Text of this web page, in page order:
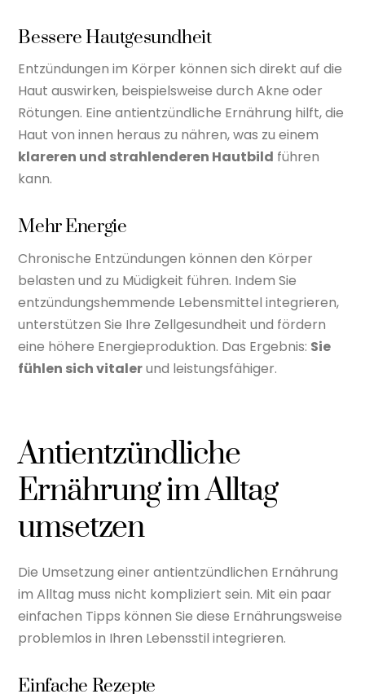
Bessere Hautgesundheit
Entzündungen im Körper können sich direkt auf die
Haut auswirken, beispielsweise durch Akne oder
Rötungen. Eine antientzündliche Ernährung hilft, die
Haut von innen heraus zu nähren, was zu einem
klareren und strahlenderen Hautbild führen
kann.
Mehr Energie
Chronische Entzündungen können den Körper
belasten und zu Müdigkeit führen. Indem Sie
entzündungshemmende Lebensmittel integrieren,
unterstützen Sie Ihre Zellgesundheit und fördern
eine höhere Energieproduktion. Das Ergebnis: Sie
fühlen sich vitalerund leistungsfähiger.
Antientzündliche
Ernährung im Alltag
umsetzen
Die Umsetzung einer antientzündlichen Ernährung
im Alltag muss nicht kompliziert sein. Mit ein paar
einfachen Tipps können Sie diese Ernährungsweise
problemlos in Ihren Lebensstil integrieren.
Einfache Rezepte